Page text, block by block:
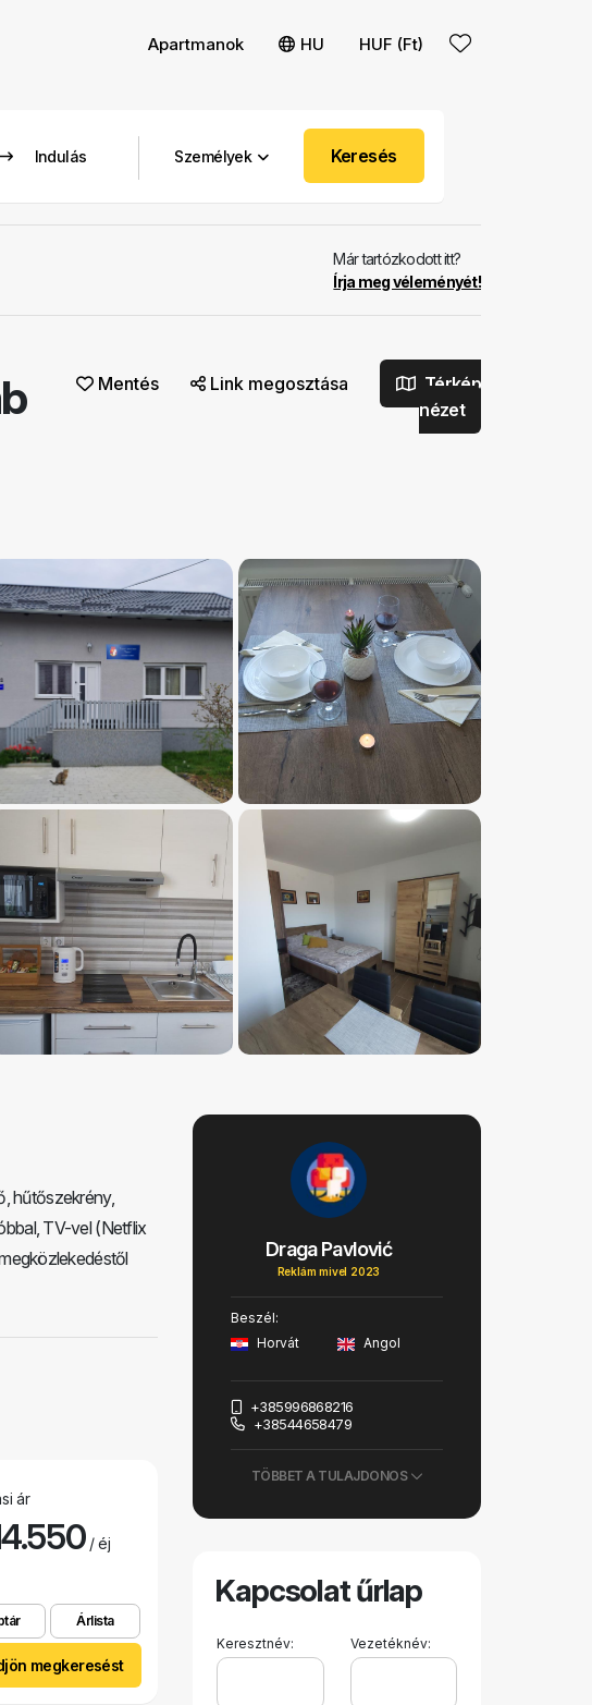
Apartmanok HU HUF (Ft)
Személyek Keresés
Már tartózkodott itt?
Írja meg véleményét!
Mentés Link megosztása
Térkép
nézet
hűtőszekrény,
TV-vel (Netflix
ár
/ éj
Árlista
megkeresést
Draga Pavlović
Reklám mivel 2023
Beszél:
Horvát
Angol
+385996868216
+38544658479
TÖBBET A TULAJDONOS
Kapcsolat űrlap
Keresztnév: Vezetéknév: